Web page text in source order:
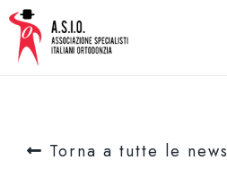
Torna a tutte le news